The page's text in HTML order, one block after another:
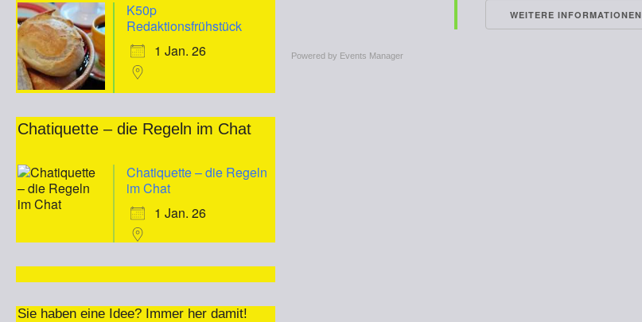
WEITERE INFORMATIONEN
Powered by Events Manager
K50p
Redaktionsfrühstück
1 Jan. 26
Chatiquette – die Regeln im Chat
Chatiquette – die Regeln
im Chat
1 Jan. 26
Sie haben eine Idee? Immer her damit!